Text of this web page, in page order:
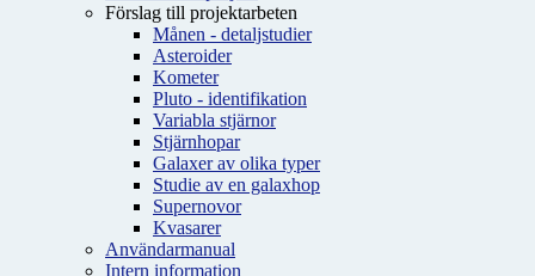
Förslag till projektarbeten
Månen - detaljstudier
Asteroider
Kometer
Pluto - identifikation
Variabla stjärnor
Stjärnhopar
Galaxer av olika typer
Studie av en galaxhop
Supernovor
Kvasarer
Användarmanual
Intern information